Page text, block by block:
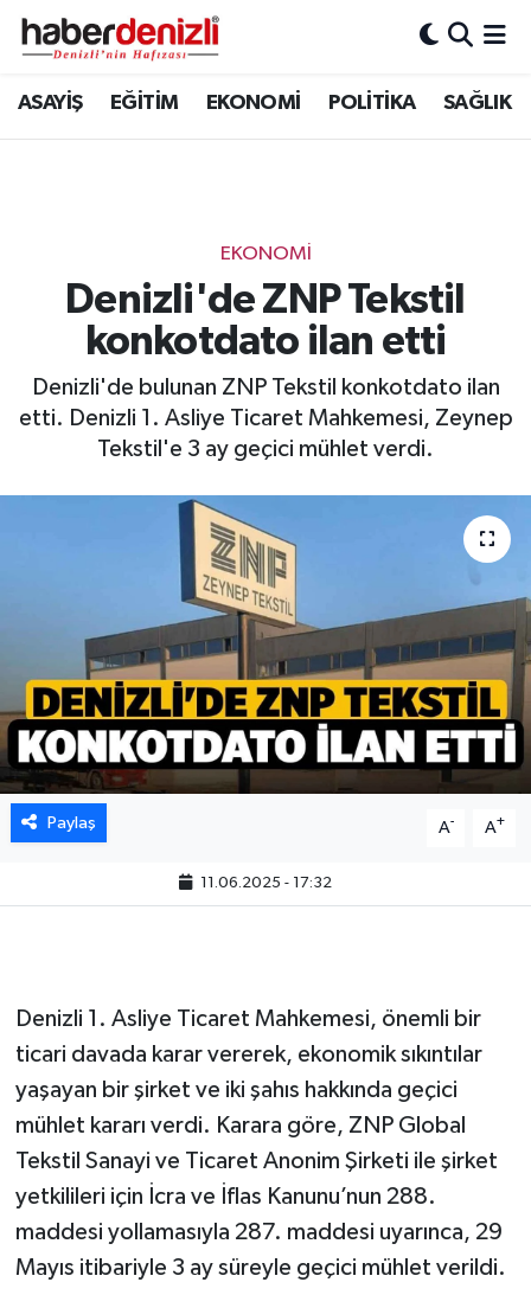
ASAYİŞ EĞİTİM EKONOMİ POLİTİKA SAĞLIK
EKONOMİ
Denizli'de ZNP Tekstil
konkotdato ilan etti
Denizli'de bulunan ZNP Tekstil konkotdato ilan
etti. Denizli 1. Asliye Ticaret Mahkemesi, Zeynep
Tekstil'e 3 ay geçici mühlet verdi.
Paylaş A- A+
11.06.2025 - 17:32
Denizli 1. Asliye Ticaret Mahkemesi, önemli bir
ticari davada karar vererek, ekonomik sıkıntılar
yaşayan bir şirket ve iki şahıs hakkında geçici
mühlet kararı verdi. Karara göre, ZNP Global
Tekstil Sanayi ve Ticaret Anonim Şirketi ile şirket
yetkilileri için İcra ve İflas Kanunu’nun 288.
maddesi yollamasıyla 287. maddesi uyarınca, 29
Mayıs itibariyle 3 ay süreyle geçici mühlet verildi.
Denizli Nöbetçi Eczaneler
Tüm Manşetler
Son Dakika Haberleri
Haber Arşivi